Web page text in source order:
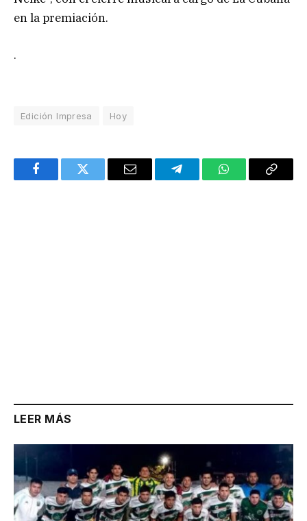
en la premiación.
.
Edición Impresa Hoy
FacebookTwitter Email TelegramWhatsAppCopy
LEER MÁS